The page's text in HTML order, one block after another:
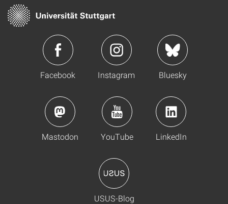
Facebook Instagram Bluesky
Mastodon YouTube LinkedIn
USUS-Blog